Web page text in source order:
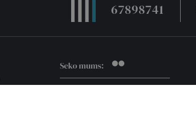
67898741
Seko mums: